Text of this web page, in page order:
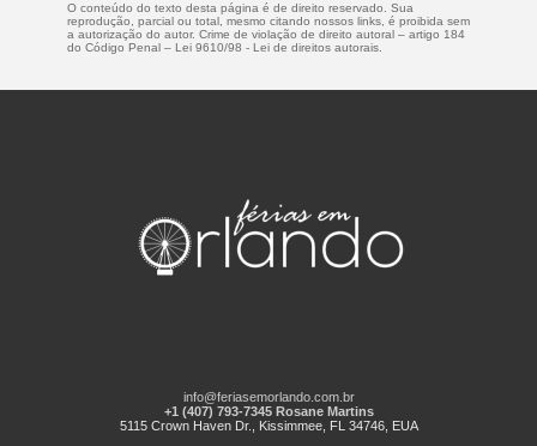
O conteúdo do texto desta página é de direito reservado. Sua
reprodução, parcial ou total, mesmo citando nossos links, é proibida sem
a autorização do autor. Crime de violação de direito autoral – artigo 184
do Código Penal – Lei 9610/98 - Lei de direitos autorais
info@feriasemorlando.com.br
+1 (407) 793-7345 Rosane Martins
5115 Crown Haven Dr., Kissimmee, FL 34746, EUA